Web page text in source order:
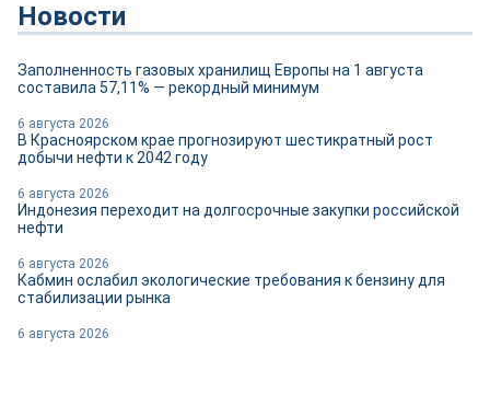
Новости
Заполненность газовых хранилищ Европы на 1 августа
составила 57,11% — рекордный минимум
6 августа 2026
В Красноярском крае прогнозируют шестикратный рост
добычи нефти к 2042 году
6 августа 2026
Индонезия переходит на долгосрочные закупки российской
нефти
6 августа 2026
Кабмин ослабил экологические требования к бензину для
стабилизации рынка
6 августа 2026